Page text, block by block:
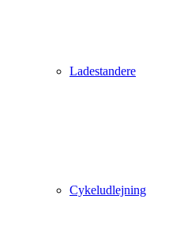
Ladestandere
Cykeludlejning